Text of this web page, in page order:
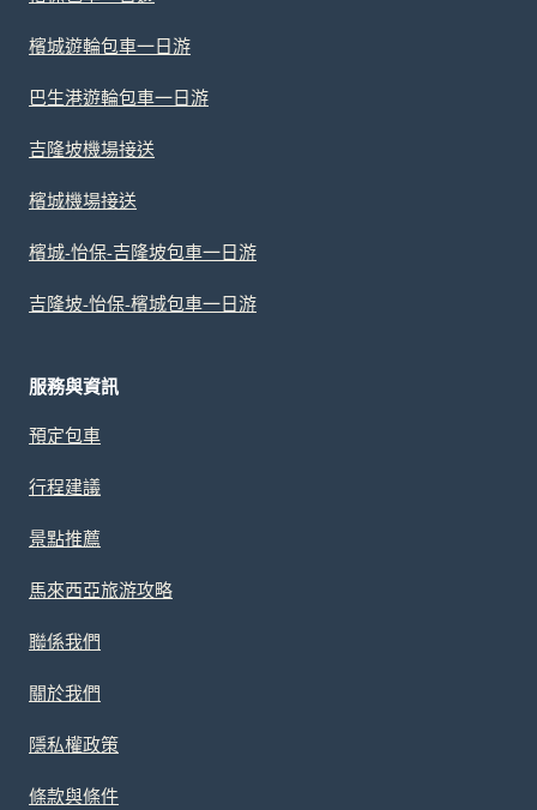
檳城遊輪包車一日游
巴生港遊輪包車一日游
吉隆坡機場接送
檳城機場接送
檳城-怡保-吉隆坡包車一日游
吉隆坡-怡保-檳城包車一日游
服務與資訊
預定包車
行程建議
景點推薦
馬來西亞旅游攻略
聯係我們
關於我們
隱私權政策
條款與條件